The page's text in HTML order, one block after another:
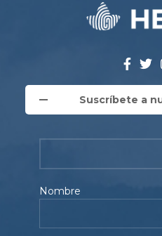
Suscríbete a
Nombre